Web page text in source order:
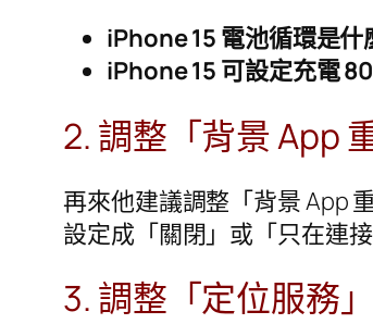
iPhone 15 電池循環是什
iPhone 15 可設定充電
2. 調整「背景 App
再來他建議調整「背景 App
設定成「關閉」或「只在連
3. 調整「定位服務